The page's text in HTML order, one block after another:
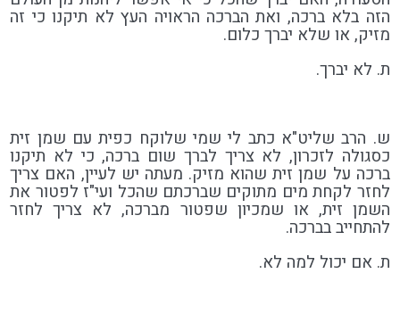
הזה בלא ברכה, ואת הברכה הראויה העץ לא תיקנו כי זה
מזיק, או שלא יברך כלום.
ת. לא יברך.
ש. הרב שליט"א כתב לי שמי שלוקח כפית עם שמן זית
כסגולה לזכרון, לא צריך לברך שום ברכה, כי לא תיקנו
ברכה על שמן זית שהוא מזיק. מעתה יש לעיין, האם צריך
לחזר לקחת מים מתוקים שברכתם שהכל ועי"ז לפטור את
השמן זית, או שמכיון שפטור מברכה, לא צריך לחזר
להתחייב בברכה.
ת. אם יכול למה לא.